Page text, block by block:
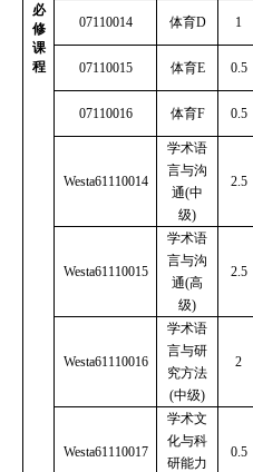
必
修
课
程
07110014 体育D 1
07110015 体育E 0.5
07110016 体育F 0.5
Westa61110014
学术语
言与沟
通(中
级)
2.5
Westa61110015
学术语
言与沟
通(高
级)
2.5
Westa61110016
学术语
言与研
究方法
(中级)
2
Westa61110017
学术文
化与科
研能力
0.5